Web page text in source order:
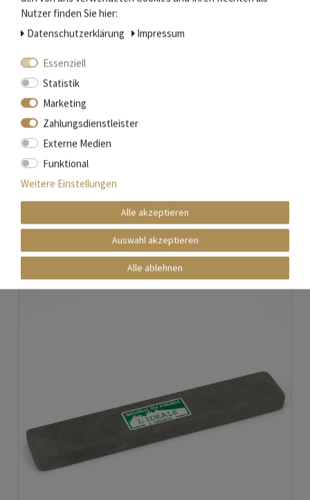
Natürlicher Schleifstein aus den Pyrenäen - 2 Korngrößen - Holzhalter
Nicht auf Lager
48,00 € *
Artikel anzeigen
Versandkosten
Nutzer finden Sie hier:
Daten­schutz­erklärung
Impressum
Essenziell
Statistik
Marketing
Zahlungsdienstleister
Externe Medien
Funktional
Weitere Einstellungen
Alle akzeptieren
Auswahl akzeptieren
Alle ablehnen